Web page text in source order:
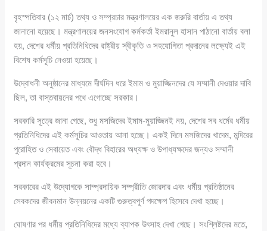
বৃহস্পতিবার (১২ মার্চ) তথ্য ও সম্প্রচার মন্ত্রণালয়ের এক জরুরি বার্তায় এ তথ্য
জানানো হয়েছে। মন্ত্রণালয়ের জনসংযোগ কর্মকর্তা ইমরানুল হাসান পাঠানো বার্তায় বলা
হয়, দেশের ধর্মীয় প্রতিনিধিদের রাষ্ট্রীয় স্বীকৃতি ও সহযোগিতা প্রদানের লক্ষ্যেই এই
বিশেষ কর্মসূচি নেওয়া হয়েছে।
উদ্বোধনী অনুষ্ঠানের মাধ্যমে দীর্ঘদিন ধরে ইমাম ও মুয়াজ্জিনদের যে সম্মানী দেওয়ার দাবি
ছিল, তা বাস্তবায়নের পথে এগোচ্ছে সরকার।
সরকারি সূত্রে জানা গেছে, শুধু মসজিদের ইমাম-মুয়াজ্জিনই নয়, দেশের সব ধর্মের ধর্মীয়
প্রতিনিধিদের এই কর্মসূচির আওতায় আনা হচ্ছে। একই দিনে মসজিদের খাদেম, মন্দিরের
পুরোহিত ও সেবায়েত এবং বৌদ্ধ বিহারের অধ্যক্ষ ও উপাধ্যক্ষদের জন্যও সম্মানী
প্রদান কার্যক্রমের সূচনা করা হবে।
সরকারের এই উদ্যোগকে সাম্প্রদায়িক সম্প্রীতি জোরদার এবং ধর্মীয় প্রতিষ্ঠানের
সেবকদের জীবনমান উন্নয়নের একটি গুরুত্বপূর্ণ পদক্ষেপ হিসেবে দেখা হচ্ছে।
ঘোষণার পর ধর্মীয় প্রতিনিধিদের মধ্যে ব্যাপক উৎসাহ দেখা গেছে। সংশ্লিষ্টদের মতে,